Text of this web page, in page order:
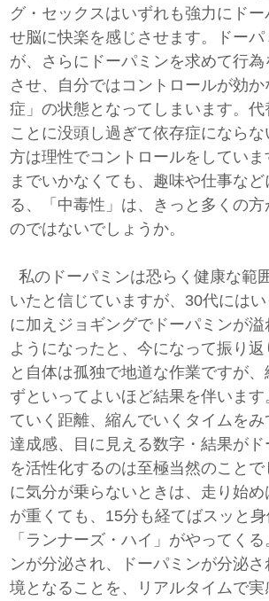
グ・セックスはいずれも強力にドー
せ脳に快楽を感じさせます。ドー
が、さらにドーパミンを求めて行為
させ、自分ではコントロールが効
症」の状態となってしまいます。
ことに没頭し過ぎて依存症になら
方は理性でコントロールをしていま
までいかなくても、趣味や仕事な
る、「中毒性」は、きっと多くの
のではないでしょうか。
私のドーパミンは恐らく健康な範
いたと信じていますが、30代には
に加えジョギングでドーパミンが
ようになったと、今になって振り返
と自体は孤独で地道な作業ですが
ずといってよいほど結果を伴いま
ていく距離、縮んでいくタイムをみ
達成感、目に見える数字・結果が
を活性化するのは至極当然のことで
に気分が乗らないときは、走り始
が重くても、15分も経てばスッと
「ランナーズ・ハイ」がやってく
ンが分泌され、ドーパミンが分泌
境となることを、リアルタイムで